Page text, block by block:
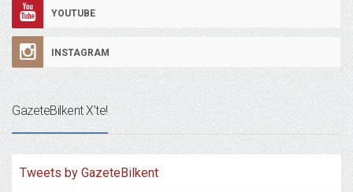
YOUTUBE
INSTAGRAM
GazeteBilkent X’te!
Tweets by GazeteBilkent